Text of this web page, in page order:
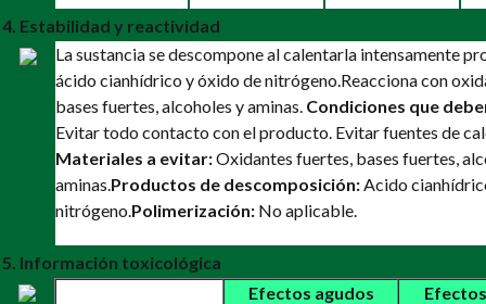
4. Estabilidad y reactividad
La sustancia se descompone al calentarla intensamente
ácido cianhídrico y óxido de nitrógeno.Reacciona con
bases fuertes, alcoholes y aminas. Condiciones que
Evitar todo contacto con el producto. Evitar fuentes de
Materiales a evitar:Oxidantes fuertes, bases fuertes,
aminas.Productos de descomposición:Acido
nitrógeno.Polimerización: No aplicable.
5. Información toxicológica
Efectos agudos